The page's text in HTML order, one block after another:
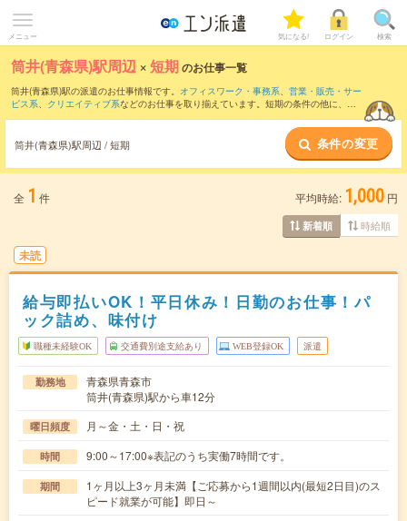
メニュー 気になる! ログイン 検索
筒井(青森県)駅周辺 ×短期のお仕事一覧
筒井(青森県)駅の派遣のお仕事情報です。 オフィスワーク・事務系、 営業・販売・サー
ビス系、 クリエイティブ系などのお仕事を取り揃えています。短期の条件の他に、 交
筒井(青森県)駅周辺 / 短期 条件の変更
全 1 件 平均時給: 1,000 円
新着順 時給順
未読
給与即払いOK！平日休み！日勤のお仕事！パ
ック詰め、味付け
職種未経験OK 交通費別途支給あり WEB登録OK 派遣
勤務地
青森県青森市
筒井(青森県)駅から車12分
曜日頻度 月～金・土・日・祝
時間 9:00～17:00※表記のうち実働7時間です。
期間
1ヶ月以上3ヶ月未満【ご応募から1週間以内(最短2日目)のス
ピード就業が可能】即日～